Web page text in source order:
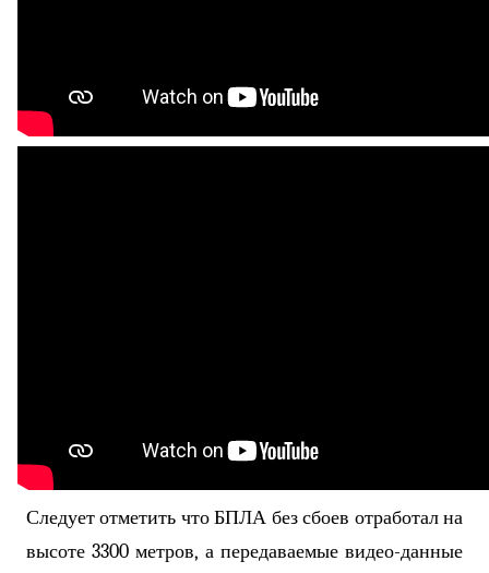
Следует отметить что БПЛА без сбоев отработал на
высоте 3300 метров, а передаваемые видео-данные